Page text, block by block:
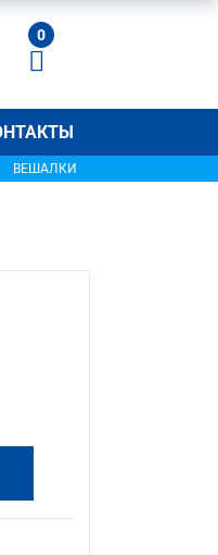
0
ВЕШАЛКИ